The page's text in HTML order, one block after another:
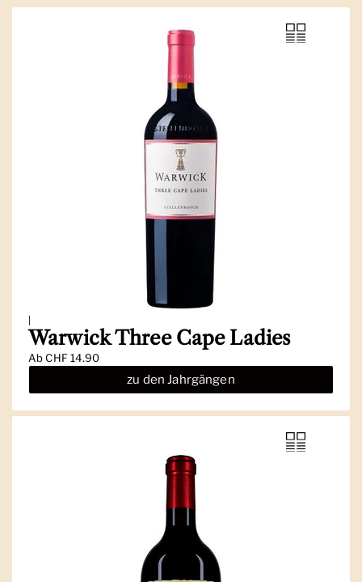
|
Warwick Three Cape Ladies
AbCHF 14.90
zu den Jahrgängen